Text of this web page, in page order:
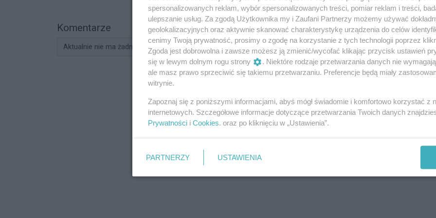
Komentarze
Aktualnie nie ma żadnych komentarzy. Bądź pierwszy, dodaj swój komentarz.
spersonalizowanych reklam, wybór spersonalizowanych treści, pomiar reklam i treści,
ulepszanie usług. Za zgodą Użytkownika my i Zaufani Partnerzy możemy używać
geolokalizacyjnych oraz aktywnie skanować charakterystykę urządzenia do celów
cenimy Twoją prywatność, prosimy o zgodę na korzystanie z tych technologii poprzez
Zgoda jest dobrowolna i zawsze możesz ją zmienić/wycofać klikając przycisk ustawień
się w lewym dolnym rogu strony
. Niektóre rodzaje przetwarzania danych nie
ale masz prawo sprzeciwić się takiemu przetwarzaniu. Preferencje będą miały
witrynie.
Zapoznaj się z poniższymi informacjami, abyś mógł świadomie i komfortowo korzystać z
internetowych. Szczegółowe informacje dotyczące przetwarzania Twoich danych
Prywatności i Cookies. oraz po kliknięciu w „Ustawienia”.
PARTNERZY USTAWIENIA